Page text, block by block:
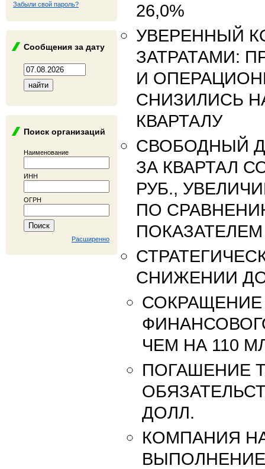
Забыли свой пароль?
Сообщения за дату
Поиск организаций
Наименование
ИНН
ОГРН
Расширенно
26,0%
УВЕРЕННЫЙ
ЗАТРАТАМИ:
И
СНИЗИЛИСЬ
КВАРТАЛУ
СВОБОДНЫЙ
ЗА КВАРТАЛ
РУБ.,
ПО
ПОКАЗАТЕЛЕМ
СНИЖЕНИИ
ЧЕМ НА 110
ПОГАШЕНИЕ
ДОЛЛ.
КОМПАНИЯ